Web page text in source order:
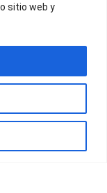
sitio web y